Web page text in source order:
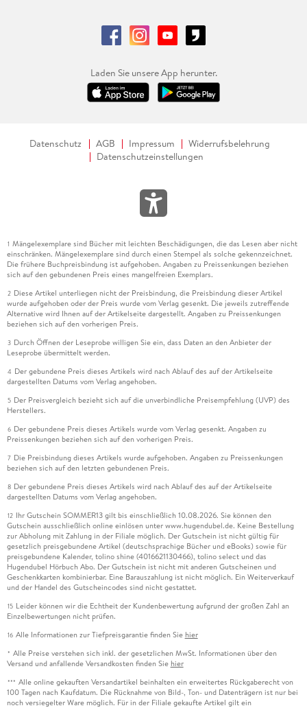
Laden Sie unsere App herunter.
Datenschutz AGB Impressum
Widerrufsbelehrung
Datenschutzeinstellungen
1 Mängelexemplare sind Bücher mit leichten Beschädigungen, die das Lesen aber nicht
einschränken. Mängelexemplare sind durch einen Stempel als solche gekennzeichnet.
Die frühere Buchpreisbindung ist aufgehoben. Angaben zu Preissenkungen beziehen
sich auf den gebundenen Preis eines mangelfreien Exemplars.
2 Diese Artikel unterliegen nicht der Preisbindung, die Preisbindung dieser Artikel
wurde aufgehoben oder der Preis wurde vom Verlag gesenkt. Die jeweils zutreffende
Alternative wird Ihnen auf der Artikelseite dargestellt. Angaben zu Preissenkungen
beziehen sich auf den vorherigen Preis.
3 Durch Öffnen der Leseprobe willigen Sie ein, dass Daten an den Anbieter der
Leseprobe übermittelt werden.
4 Der gebundene Preis dieses Artikels wird nach Ablauf des auf der Artikelseite
dargestellten Datums vom Verlag angehoben.
5 Der Preisvergleich bezieht sich auf die unverbindliche Preisempfehlung (UVP) des
Herstellers.
6 Der gebundene Preis dieses Artikels wurde vom Verlag gesenkt. Angaben zu
Preissenkungen beziehen sich auf den vorherigen Preis.
7 Die Preisbindung dieses Artikels wurde aufgehoben. Angaben zu Preissenkungen
beziehen sich auf den letzten gebundenen Preis.
8 Der gebundene Preis dieses Artikels wird nach Ablauf des auf der Artikelseite
dargestellten Datums vom Verlag angehoben.
12 Ihr Gutschein SOMMER13 gilt bis einschließlich 10.08.2026. Sie können den
Gutschein ausschließlich online einlösen unter www.hugendubel.de. Keine Bestellung
zur Abholung mit Zahlung in der Filiale möglich. Der Gutschein ist nicht gültig für
gesetzlich preisgebundene Artikel (deutschsprachige Bücher und eBooks) sowie für
preisgebundene Kalender, tolino shine (4016621130466), tolino select und das
Hugendubel Hörbuch Abo. Der Gutschein ist nicht mit anderen Gutscheinen und
Geschenkkarten kombinierbar. Eine Barauszahlung ist nicht möglich. Ein Weiterverkauf
und der Handel des Gutscheincodes sind nicht gestattet.
15 Leider können wir die Echtheit der Kundenbewertung aufgrund der großen Zahl an
Einzelbewertungen nicht prüfen.
16 Alle Informationen zur Tiefpreisgarantie finden Sie hier
* Alle Preise verstehen sich inkl. der gesetzlichen MwSt. Informationen über den
Versand und anfallende Versandkosten finden Sie hier
*** Alle online gekauften Versandartikel beinhalten ein erweitertes Rückgaberecht von
100 Tagen nach Kaufdatum. Die Rücknahme von Bild-, Ton- und Datenträgern ist nur bei
noch versiegelter Ware möglich. Für in der Filiale gekaufte Artikel gilt ein